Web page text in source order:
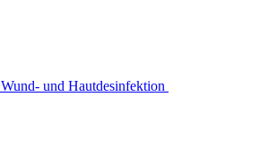
Wund- und Hautdesinfektion